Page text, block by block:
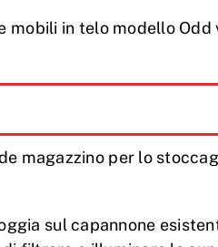
mobili in telo modello Odd
magazzino per lo
sul capannone